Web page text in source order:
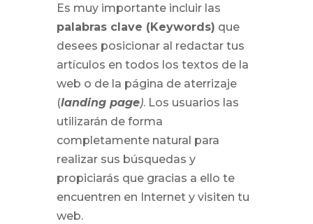
Es muy importante incluir las
palabras clave (Keywords) que
desees posicionar al redactar tus
artículos en todos los textos de la
web o de la página de aterrizaje
(landing page). Los usuarios las
utilizarán de forma
completamente natural para
realizar sus búsquedas y
propiciarás que gracias a ello te
encuentren en Internet y visiten tu
web.